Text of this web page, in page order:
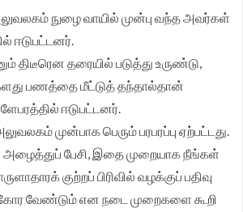
நுழை வாயில் முன்பு வந்த அவர்கள்
ஈடுபட்டனர்.
தரையில் படுத்து உருண்டு,
பணத்தை மீட்டுத் தந்தால்தான்
ஈடுபட்டனர்.
முன்பாக பெரும் பரபரப்பு ஏற்பட்டது.
பேசி, இதை முறையாக நீங்கள்
குற்றப் பிரிவில் வழக்குப் பதிவு
வேண்டும் என நடை முறைகளை கூறி